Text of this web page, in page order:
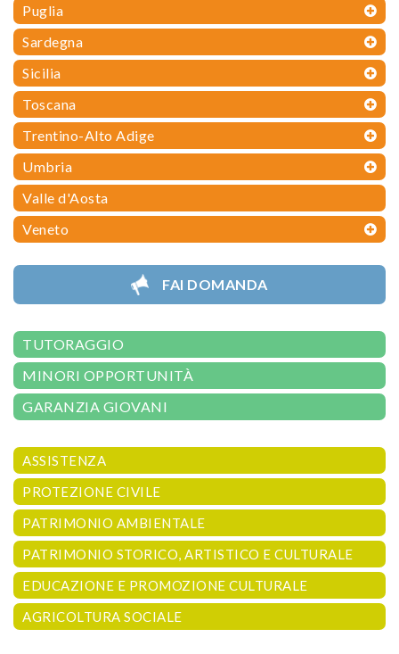
Puglia
Sardegna
Sicilia
Toscana
Trentino-Alto Adige
Umbria
Valle d'Aosta
Veneto
FAI DOMANDA
TUTORAGGIO
MINORI OPPORTUNITÀ
GARANZIA GIOVANI
ASSISTENZA
PROTEZIONE CIVILE
PATRIMONIO AMBIENTALE
PATRIMONIO STORICO, ARTISTICO E CULTURALE
EDUCAZIONE E PROMOZIONE CULTURALE
AGRICOLTURA SOCIALE